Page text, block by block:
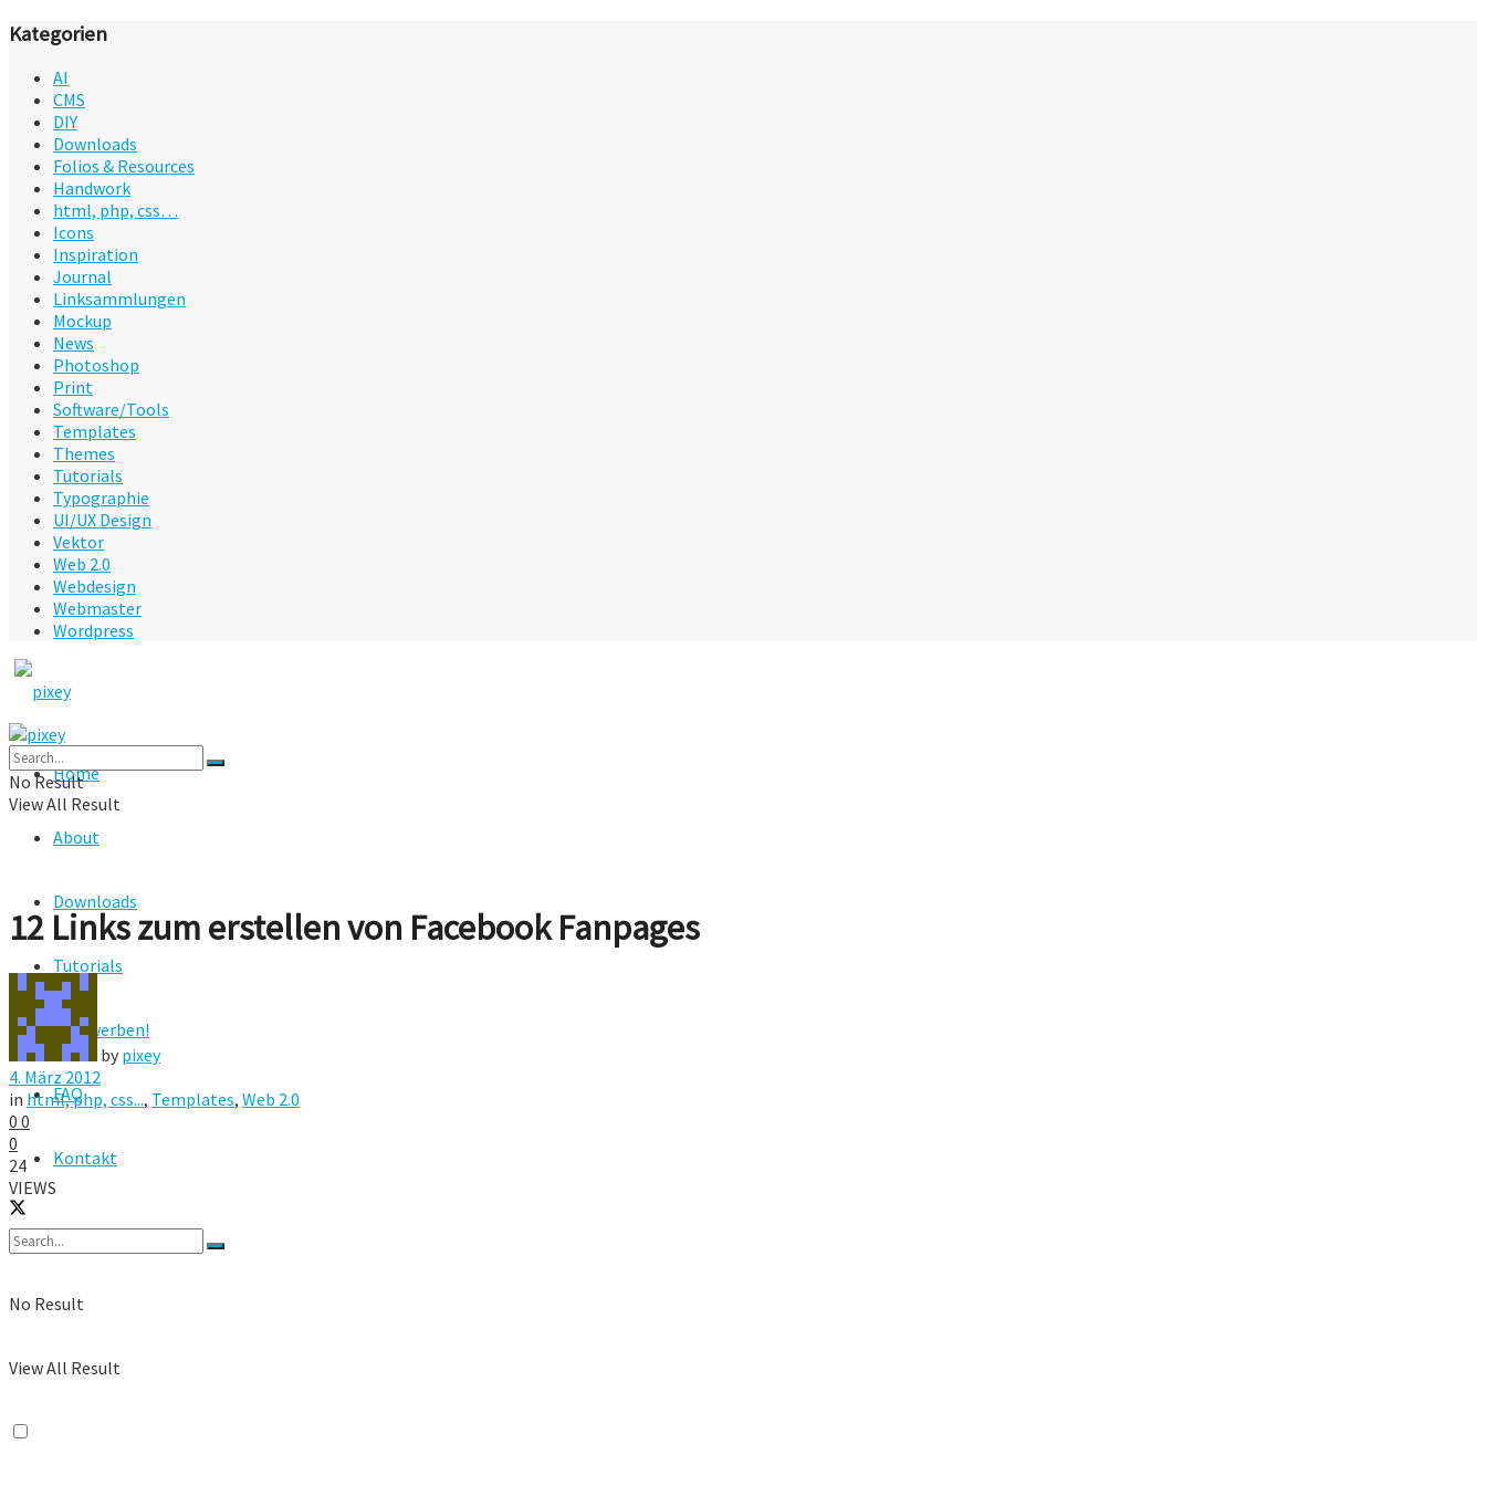
Kategorien
AI
CMS
DIY
Downloads
Folios & Resources
Handwork
html, php, css…
Icons
Inspiration
Journal
Linksammlungen
Mockup
News
Photoshop
Print
Software/Tools
Templates
Themes
Tutorials
Typographie
UI/UX Design
Vektor
Web 2.0
Webdesign
Webmaster
Wordpress
Home
About
Downloads
Tutorials
Hier werben!
FAQ
Kontakt
No Result
View All Result
No Result
View All Result
12 Links zum erstellen von Facebook Fanpages
by pixey
4. März 2012
in html, php, css..., Templates, Web 2.0
0 0
0
24
VIEWS